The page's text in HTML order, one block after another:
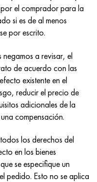
el comprador para la
si es de al menos
por escrito.
a revisar, el
de acuerdo con las
existente en el
reducir el precio de
adicionales de la
compensación.
los derechos del
en los bienes
se especifique un
pedido. Esto no se aplica